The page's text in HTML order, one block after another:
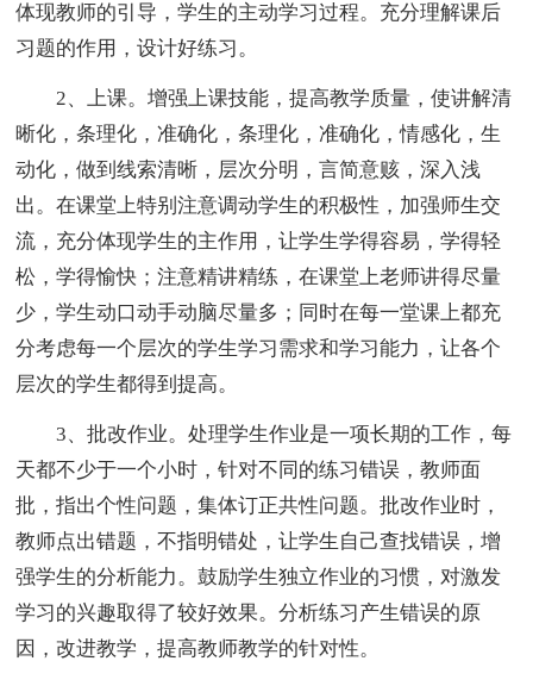
体现教师的引导，学生的主动学习过程。充分理解课后
习题的作用，设计好练习。
2、上课。增强上课技能，提高教学质量，使讲解清
晰化，条理化，准确化，条理化，准确化，情感化，生
动化，做到线索清晰，层次分明，言简意赅，深入浅
出。在课堂上特别注意调动学生的积极性，加强师生交
流，充分体现学生的主作用，让学生学得容易，学得轻
松，学得愉快；注意精讲精练，在课堂上老师讲得尽量
少，学生动口动手动脑尽量多；同时在每一堂课上都充
分考虑每一个层次的学生学习需求和学习能力，让各个
层次的学生都得到提高。
3、批改作业。处理学生作业是一项长期的工作，每
天都不少于一个小时，针对不同的练习错误，教师面
批，指出个性问题，集体订正共性问题。批改作业时，
教师点出错题，不指明错处，让学生自己查找错误，增
强学生的分析能力。鼓励学生独立作业的习惯，对激发
学习的兴趣取得了较好效果。分析练习产生错误的原
因，改进教学，提高教师教学的针对性。